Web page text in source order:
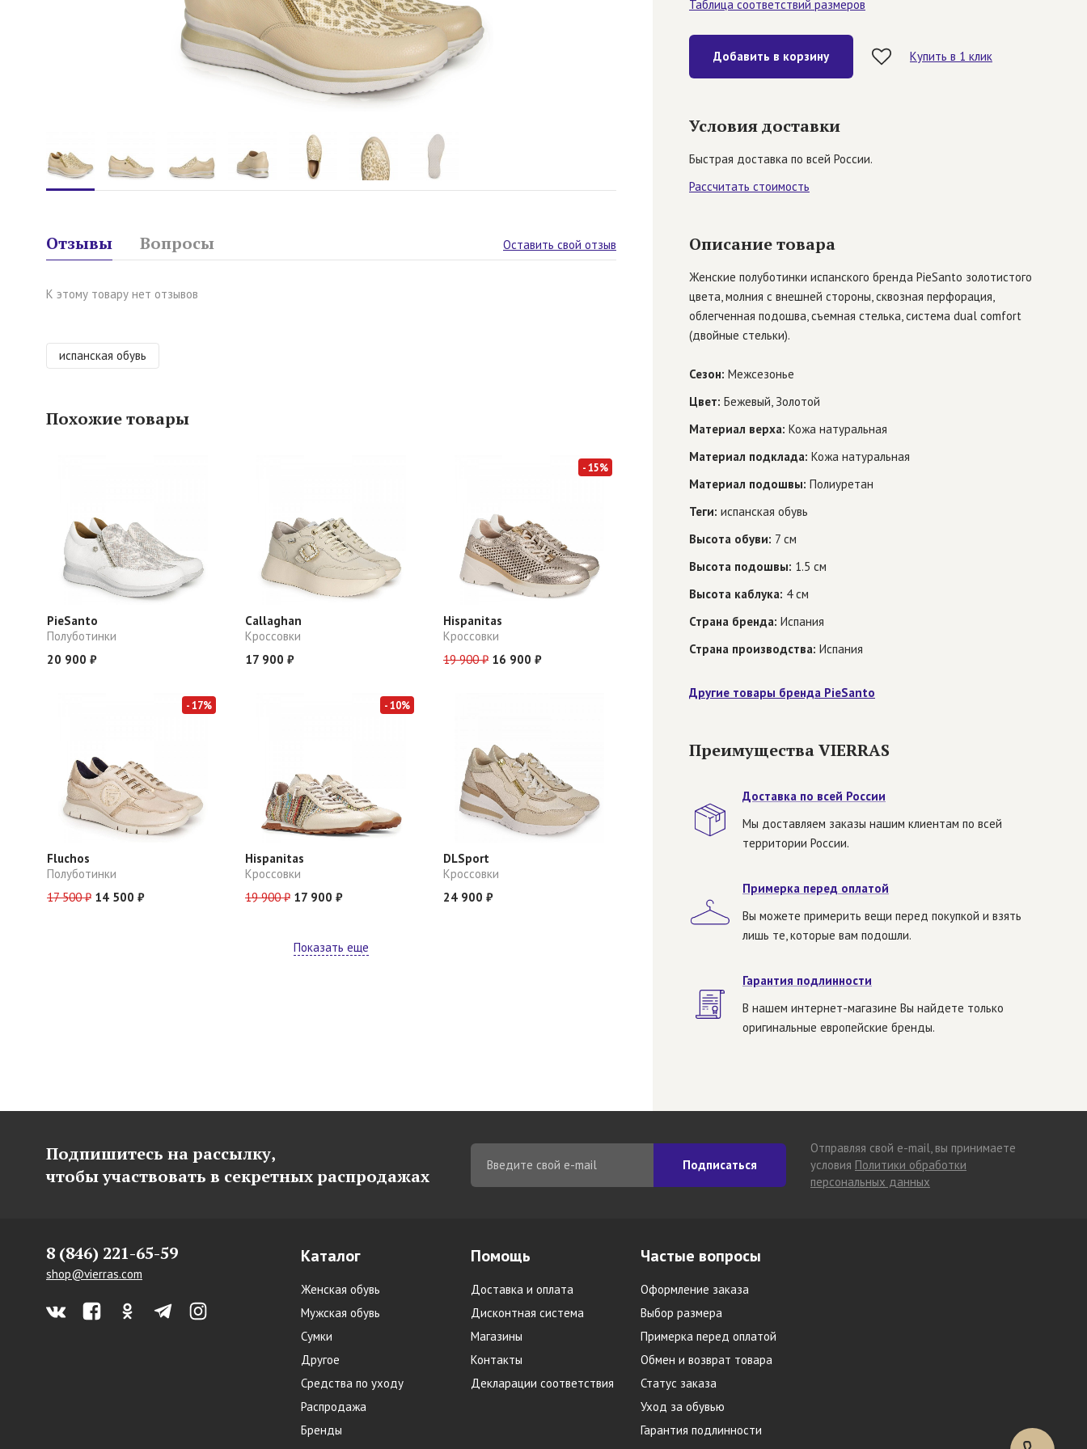
Отзывы Вопросы Оставить свой отзыв
К этому товару нет отзывов
испанская обувь
Похожие товары
PieSanto
Полуботинки
20 900 ₽
Callaghan
Кроссовки
17 900 ₽
- 15%
Hispanitas
Кроссовки
19 900 ₽ 16 900 ₽
- 17%
Fluchos
Полуботинки
17 500 ₽ 14 500 ₽
- 10%
Hispanitas
Кроссовки
19 900 ₽ 17 900 ₽
DLSport
Кроссовки
24 900 ₽
Показать еще
Таблица соответствий размеров
Добавить в корзину Купить в 1 клик
Условия доставки
Быстрая доставка по всей России.
Рассчитать стоимость
Описание товара
Женские полуботинки испанского бренда PieSanto золотистого
цвета, молния с внешней стороны, сквозная перфорация,
облегченная подошва, съемная стелька, система dual comfort
(двойные стельки).
Сезон: Межсезонье
Цвет: Бежевый, Золотой
Материал верха: Кожа натуральная
Материал подклада: Кожа натуральная
Материал подошвы: Полиуретан
Теги: испанская обувь
Высота обуви: 7 см
Высота подошвы: 1.5 см
Высота каблука: 4 см
Страна бренда: Испания
Страна производства: Испания
Другие товары бренда PieSanto
Преимущества VIERRAS
Доставка по всей России
Мы доставляем заказы нашим клиентам по всей
территории России.
Примерка перед оплатой
Вы можете примерить вещи перед покупкой и взять
лишь те, которые вам подошли.
Гарантия подлинности
В нашем интернет-магазине Вы найдете только
оригинальные европейские бренды.
Подпишитесь на рассылку,
чтобы участвовать в секретных распродажах
Подписаться
Отправляя свой e-mail, вы принимаете
условия Политики обработки
персональных данных
8 (846) 221-65-59
shop@vierras.com
Каталог
Женская обувь
Мужская обувь
Сумки
Другое
Средства по уходу
Распродажа
Бренды
Помощь
Доставка и оплата
Дисконтная система
Магазины
Контакты
Декларации соответствия
Частые вопросы
Оформление заказа
Выбор размера
Примерка перед оплатой
Обмен и возврат товара
Статус заказа
Уход за обувью
Гарантия подлинности